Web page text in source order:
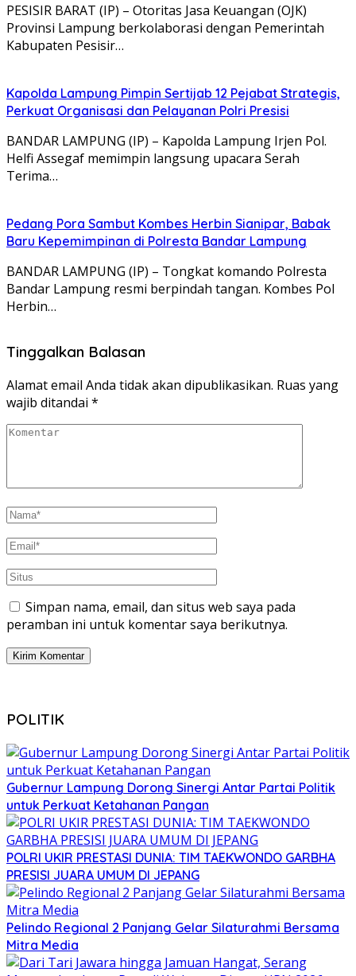
PESISIR BARAT (IP) – Otoritas Jasa Keuangan (OJK)
Provinsi Lampung berkolaborasi dengan Pemerintah
Kabupaten Pesisir…
Kapolda Lampung Pimpin Sertijab 12 Pejabat Strategis,
Perkuat Organisasi dan Pelayanan Polri Presisi
BANDAR LAMPUNG (IP) – Kapolda Lampung Irjen Pol.
Helfi Assegaf memimpin langsung upacara Serah
Terima…
Pedang Pora Sambut Kombes Herbin Sianipar, Babak
Baru Kepemimpinan di Polresta Bandar Lampung
BANDAR LAMPUNG (IP) – Tongkat komando Polresta
Bandar Lampung resmi berpindah tangan. Kombes Pol
Herbin…
Tinggalkan Balasan
Alamat email Anda tidak akan dipublikasikan. Ruas yang
wajib ditandai *
Simpan nama, email, dan situs web saya pada
peramban ini untuk komentar saya berikutnya.
POLITIK
Gubernur Lampung Dorong Sinergi Antar Partai Politik
untuk Perkuat Ketahanan Pangan
POLRI UKIR PRESTASI DUNIA: TIM TAEKWONDO GARBHA
PRESISI JUARA UMUM DI JEPANG
Pelindo Regional 2 Panjang Gelar Silaturahmi Bersama
Mitra Media